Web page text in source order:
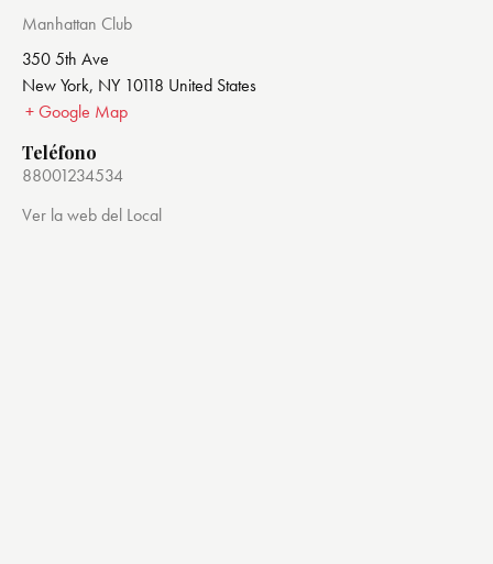
Manhattan Club
350 5th Ave
New York, NY 10118 United States
+ Google Map
Teléfono
88001234534
Ver la web del Local